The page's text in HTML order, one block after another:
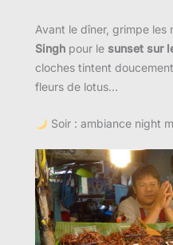
Avant le dîner, grimpe les
Singh pour le sunset sur
cloches tintent
fleurs de lotus…
Soir : ambiance night